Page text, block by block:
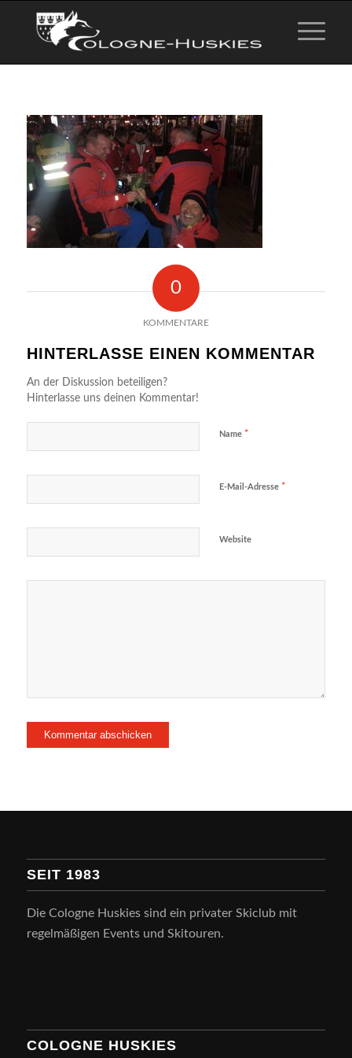
0
KOMMENTARE
HINTERLASSE EINEN KOMMENTAR
An der Diskussion beteiligen?
Hinterlasse uns deinen Kommentar!
Name *
E-Mail-Adresse *
Website
SEIT 1983
Die Cologne Huskies sind ein privater Skiclub mit
regelmäßigen Events und Skitouren.
COLOGNE HUSKIES